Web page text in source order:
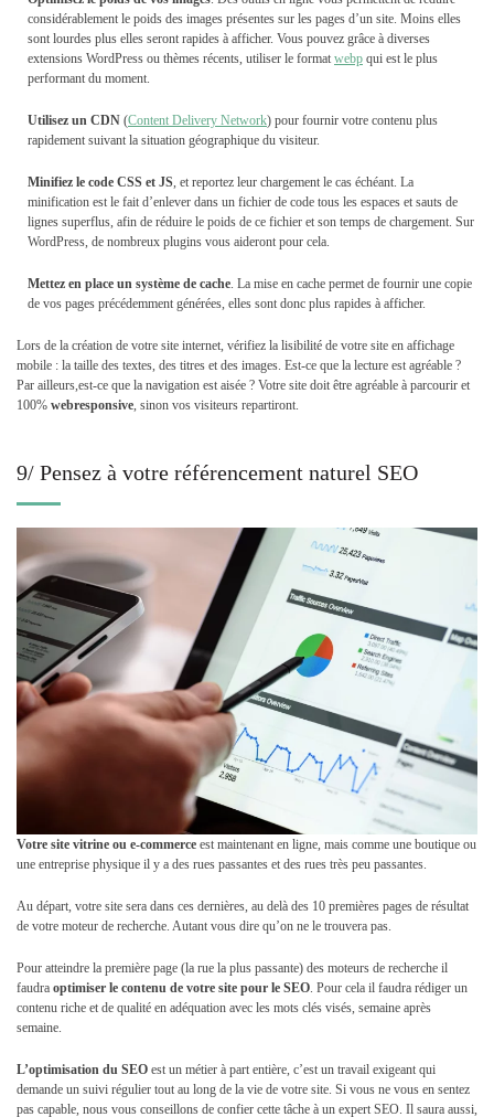
considérablement le poids des images présentes sur les pages d’un site. Moins elles
sont lourdes plus elles seront rapides à afficher. Vous pouvez grâce à diverses
extensions WordPress ou thèmes récents, utiliser le format webp qui est le plus
performant du moment.
Utilisez un CDN (Content Delivery Network) pour fournir votre contenu plus
rapidement suivant la situation géographique du visiteur.
Minifiez le code CSS et JS , et reportez leur chargement le cas échéant. La
minification est le fait d’enlever dans un fichier de code tous les espaces et sauts de
lignes superflus, afin de réduire le poids de ce fichier et son temps de chargement. Sur
WordPress, de nombreux plugins vous aideront pour cela.
Mettez en place un système de cache . La mise en cache permet de fournir une copie
de vos pages précédemment générées, elles sont donc plus rapides à afficher.
Lors de la création de votre site internet, vérifiez la lisibilité de votre site en affichage
mobile : la taille des textes, des titres et des images. Est-ce que la lecture est agréable ?
Par ailleurs,est-ce que la navigation est aisée ? Votre site doit être agréable à parcourir et
100% webresponsive , sinon vos visiteurs repartiront.
9/ Pensez à votre référencement naturel SEO
Votre site vitrine ou e-commerce est maintenant en ligne, mais comme une boutique ou
une entreprise physique il y a des rues passantes et des rues très peu passantes.
Au départ, votre site sera dans ces dernières, au delà des 10 premières pages de résultat
de votre moteur de recherche. Autant vous dire qu’on ne le trouvera pas.
Pour atteindre la première page (la rue la plus passante) des moteurs de recherche il
faudra optimiser le contenu de votre site pour le SEO. Pour cela il faudra rédiger un
contenu riche et de qualité en adéquation avec les mots clés visés, semaine après
semaine.
L’optimisation du SEO est un métier à part entière, c’est un travail exigeant qui
demande un suivi régulier tout au long de la vie de votre site. Si vous ne vous en sentez
pas capable, nous vous conseillons de confier cette tâche à un expert SEO. Il saura aussi,